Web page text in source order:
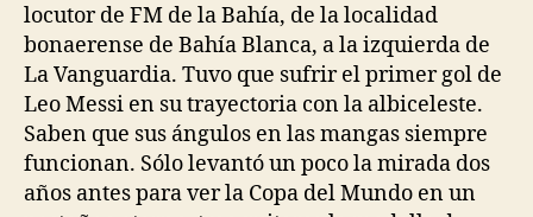
locutor de FM de la Bahía, de la localidad
bonaerense de Bahía Blanca, a la izquierda de
La Vanguardia. Tuvo que sufrir el primer gol de
Leo Messi en su trayectoria con la albiceleste.
Saben que sus ángulos en las mangas siempre
funcionan. Sólo levantó un poco la mirada dos
años antes para ver la Copa del Mundo en un